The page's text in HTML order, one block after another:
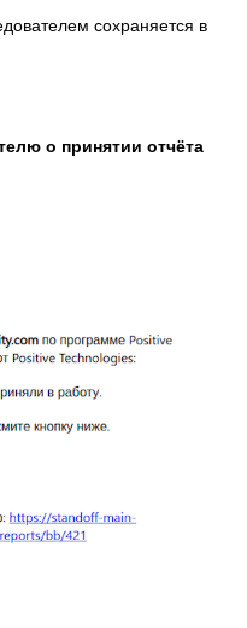
сохраняется в
о принятии отчёта